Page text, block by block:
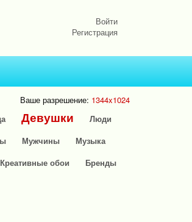
Войти
Регистрация
Ваше разрешение: 1344x1024
Девушки
Люди
Мужчины
Музыка
Креативные обои Бренды